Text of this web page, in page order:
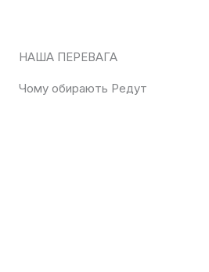
НАША ПЕРЕВАГА
Чому обирають Редут